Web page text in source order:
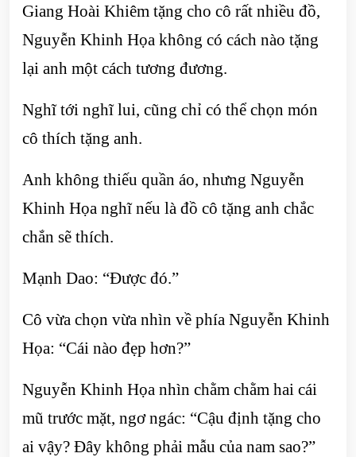
Giang Hoài Khiêm tặng cho cô rất nhiều đồ,
Nguyễn Khinh Họa không có cách nào tặng
lại anh một cách tương đương.
Nghĩ tới nghĩ lui, cũng chỉ có thể chọn món
cô thích tặng anh.
Anh không thiếu quần áo, nhưng Nguyễn
Khinh Họa nghĩ nếu là đồ cô tặng anh chắc
chắn sẽ thích.
Mạnh Dao: “Được đó.”
Cô vừa chọn vừa nhìn về phía Nguyễn Khinh
Họa: “Cái nào đẹp hơn?”
Nguyễn Khinh Họa nhìn chằm chằm hai cái
mũ trước mặt, ngơ ngác: “Cậu định tặng cho
ai vậy? Đây không phải mẫu của nam sao?”